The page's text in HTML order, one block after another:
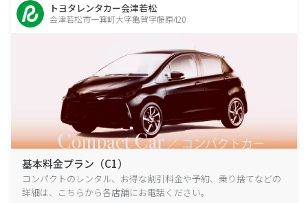
トヨタレンタカー会津若松
会津若松市一箕町大字亀賀字藤原420
基本料金プラン（C1）
コンパクトのレンタル、お得な割引料金や予約、乗り捨てなどの
詳細は、こちらから各店舗にお電話ください。